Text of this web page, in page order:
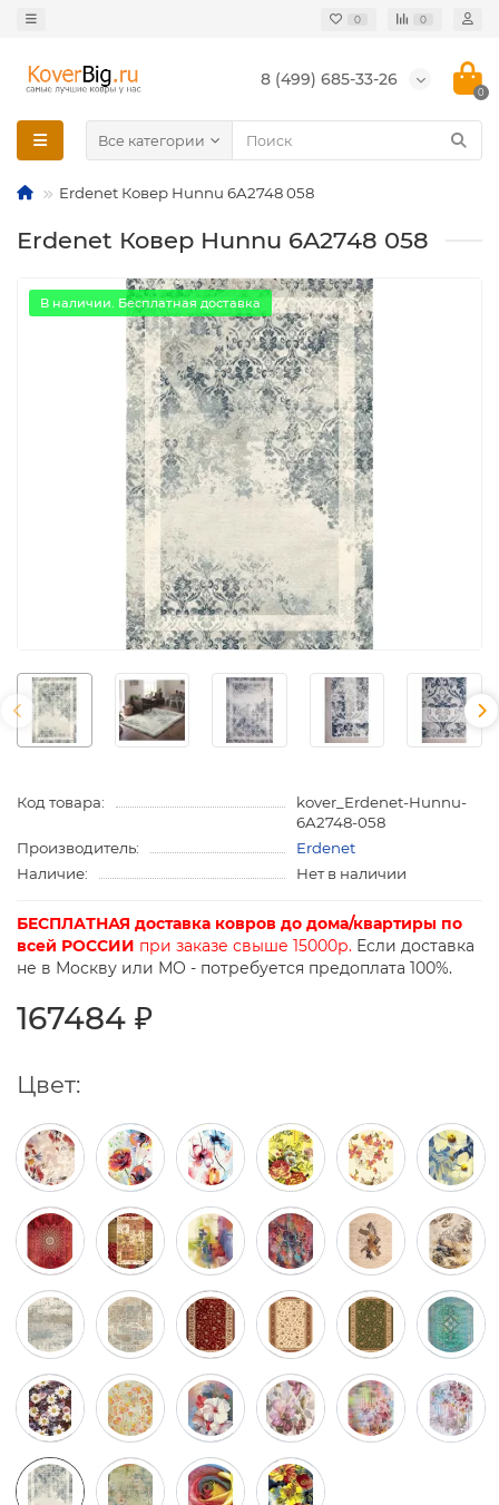
0 0
8 (499) 685-33-26
0
Все категории
Erdenet Ковер Hunnu 6A2748 058
Erdenet Ковер Hunnu 6A2748 058
В наличии. Бесплатная доставка
Код товара:
kover_Erdenet-Hunnu-
6A2748-058
Производитель:
Erdenet
Наличие:
Нет в наличии
БЕСПЛАТНАЯ доставка ковров до дома/квартиры по
всей РОССИИ при заказе свыше 15000р. Если доставка
не в Москву или МО - потребуется предоплата 100%.
167484 ₽
Цвет: